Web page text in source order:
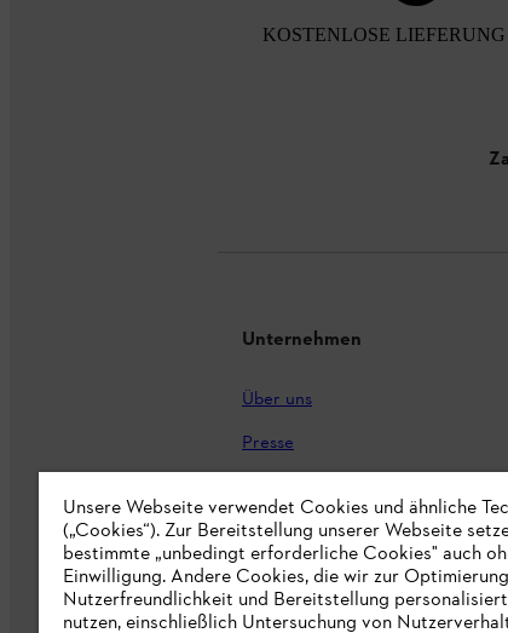
KOSTENLOSE
Unternehmen
Über uns
Presse
STIHL Markenshop
Nachhaltigkeit
STIHL Hinweisgebersystem
Unsere Webseite verwendet Cookies und ähnliche
(„Cookies“). Zur Bereitstellung unserer Webseite
bestimmte „unbedingt erforderliche Cookies" auch
Einwilligung. Andere Cookies, die wir zur
Nutzerfreundlichkeit und Bereitstellung
nutzen, einschließlich Untersuchung von